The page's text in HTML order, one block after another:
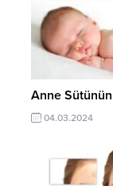
Anne
04.03.2024